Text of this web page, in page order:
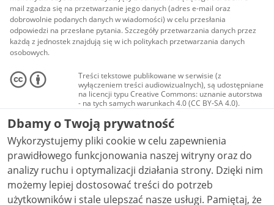
mail zgadza się na przetwarzanie jego danych (adres e-mail oraz
dobrowolnie podanych danych w wiadomości) w celu przesłania
odpowiedzi na przesłane pytania. Szczegóły przetwarzania danych przez
każdą z jednostek znajdują się w ich politykach przetwarzania danych
osobowych.
Treści tekstowe publikowane w serwisie (z
wyłączeniem treści audiowizualnych), są udostępniane
na licencji typu Creative Commons: uznanie autorstwa
- na tych samych warunkach 4.0 (CC BY-SA 4.0).
Materiały audiowizualne, w tym zdjęcia, materiały
audio i wideo, są udostępniane na licencji typu
Creative Commons: uznanie autorstwa użycie
niekomercyjne - bez utworów zależnych 4.0 (CC BY-
NC-ND 4.0), o ile nie jest to stwierdzone inaczej.
Dbamy o Twoją prywatność
Wykorzystujemy pliki cookie w celu zapewnienia
prawidłowego funkcjonowania naszej witryny oraz do
analizy ruchu i optymalizacji działania strony. Dzięki nim
możemy lepiej dostosować treści do potrzeb
użytkowników i stale ulepszać nasze usługi. Pamiętaj, że